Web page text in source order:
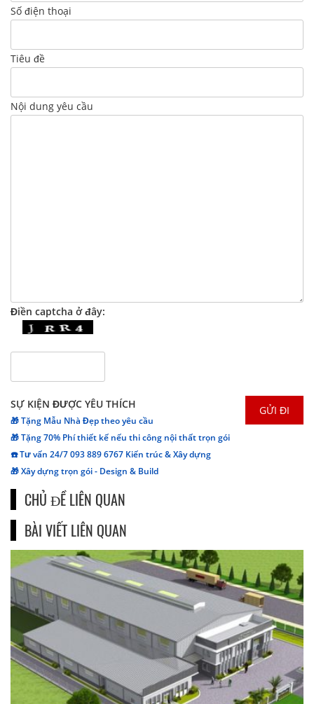
Số điện thoại
Tiêu đề
Nội dung yêu cầu
Điền captcha ở đây:
SỰ KIỆN ĐƯỢC YÊU THÍCH
🎁 Tặng Mẫu Nhà Đẹp theo yêu cầu
🎁 Tặng 70% Phí thiết kế nếu thi công nội thất trọn gói
☎️ Tư vấn 24/7 093 889 6767 Kiến trúc & Xây dựng
🎁 Xây dựng trọn gói - Design & Build
CHỦ ĐỀ LIÊN QUAN
BÀI VIẾT LIÊN QUAN